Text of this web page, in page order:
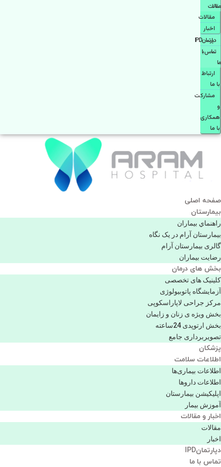
مقالات
مقالات
اخبار
دپارتمانIPD
تماس با
ما
ارتباط
با ما
مشاركت
و
همكاری
با ما
صفحه اصلی
بيمارستان
راهنماي بیماران
بیمارستان آرام در یک نگاه
گالری بیمارستان آرام
رضایت بیماران
بخش های درمان
کلینیک های تخصصی
آزمایشگاه پاتوبیولوژی
مرکز جراحی لاپاراسکوپی
بخش ویژه ی زنان و زایمان
بخش ارتوپدی 24ساعته
تصویربرداری جامع
پزشكان
اطلاعات سلامت
اطلاعات بیماری‌ها
اطلاعات دارو‌ها
اپليكيشن بيمارستان
آموزش بیمار
اخبار و مقالات
مقالات
اخبار
دپارتمانIPD
تماس با ما